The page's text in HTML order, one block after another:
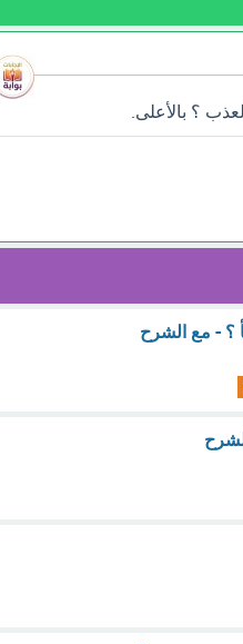
؟ بالأعلى.
؟ - مع الشرح